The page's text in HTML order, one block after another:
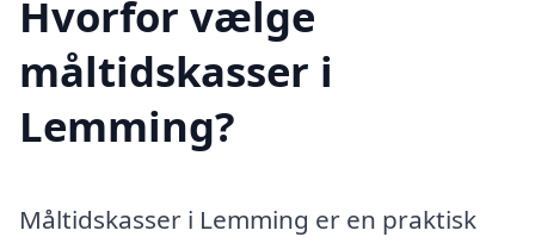
Hvorfor vælge
måltidskasser i
Lemming?
Måltidskasser i Lemming er en praktisk